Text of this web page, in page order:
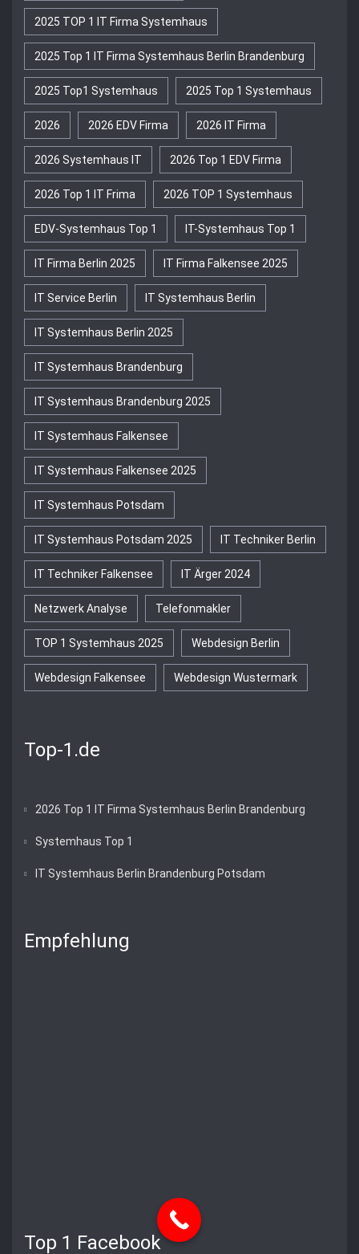
2025 TOP 1 IT Firma Systemhaus
2025 Top 1 IT Firma Systemhaus Berlin Brandenburg
2025 Top1 Systemhaus 2025 Top 1 Systemhaus
2026 2026 EDV Firma 2026 IT Firma
2026 Systemhaus IT 2026 Top 1 EDV Firma
2026 Top 1 IT Frima 2026 TOP 1 Systemhaus
EDV-Systemhaus Top 1 IT-Systemhaus Top 1
IT Firma Berlin 2025 IT Firma Falkensee 2025
IT Service Berlin IT Systemhaus Berlin
IT Systemhaus Berlin 2025
IT Systemhaus Brandenburg
IT Systemhaus Brandenburg 2025
IT Systemhaus Falkensee
IT Systemhaus Falkensee 2025
IT Systemhaus Potsdam
IT Systemhaus Potsdam 2025 IT Techniker Berlin
IT Techniker Falkensee IT Ärger 2024
Netzwerk Analyse Telefonmakler
TOP 1 Systemhaus 2025 Webdesign Berlin
Webdesign Falkensee Webdesign Wustermark
Top-1.de
2026 Top 1 IT Firma Systemhaus Berlin Brandenburg
Systemhaus Top 1
IT Systemhaus Berlin Brandenburg Potsdam
Empfehlung
Top 1 Facebook